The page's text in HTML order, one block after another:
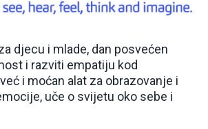
djecu i mlade, dan posvećen
i razviti empatiju kod
i moćan alat za obrazovanje i
uče o svijetu oko sebe i